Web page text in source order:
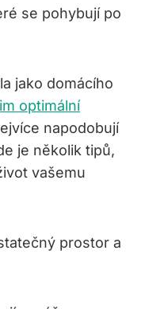
se pohybují po
jako domácího
optimální
napodobují
je několik tipů,
vašemu
prostor a